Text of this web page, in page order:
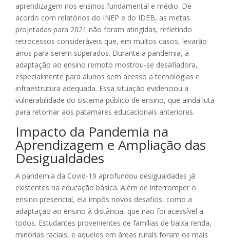
aprendizagem nos ensinos fundamental e médio. De
acordo com relatórios do INEP e do IDEB, as metas
projetadas para 2021 não foram atingidas, refletindo
retrocessos consideráveis que, em muitos casos, levarão
anos para serem superados. Durante a pandemia, a
adaptação ao ensino remoto mostrou-se desafiadora,
especialmente para alunos sem acesso a tecnologias e
infraestrutura adequada. Essa situação evidenciou a
vulnerabilidade do sistema público de ensino, que ainda luta
para retornar aos patamares educacionais anteriores.
Impacto da Pandemia na
Aprendizagem e Ampliação das
Desigualdades
A pandemia da Covid-19 aprofundou desigualdades já
existentes na educação básica. Além de interromper o
ensino presencial, ela impôs novos desafios, como a
adaptação ao ensino à distância, que não foi acessível a
todos. Estudantes provenientes de famílias de baixa renda,
minorias raciais, e aqueles em áreas rurais foram os mais